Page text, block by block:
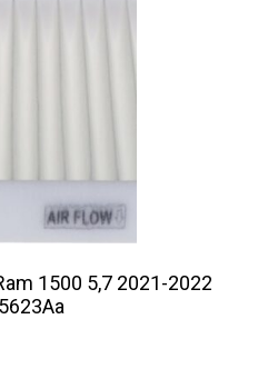
1500 5,7 2021-2022